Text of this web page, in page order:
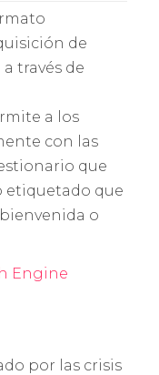
de
través de
a los
con las
que
etiquetado que
o
Engine
por las crisis